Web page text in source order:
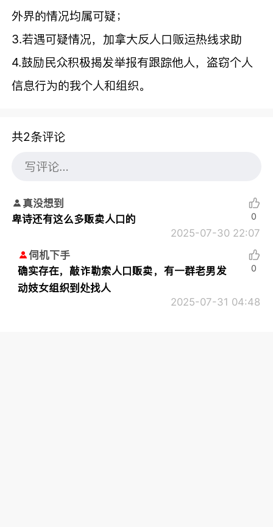
外界的情况均属可疑；
3.若遇可疑情况， 加拿大反人口贩运热线求助
4.鼓励民众积极揭发举报有跟踪他人，盗窃个人
信息行为的我个人和组织。
共2条评论
真没想到
卑诗还有这么多贩卖人口的
2025-07-30 22:07
0
伺机下手
确实存在，敲诈勒索人口贩卖，有一群老男发
动妓女组织到处找人
2025-07-31 04:48
0